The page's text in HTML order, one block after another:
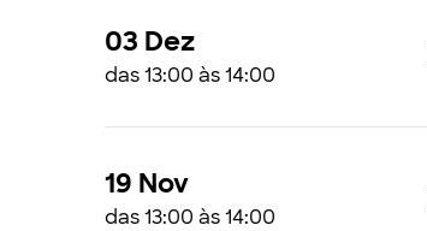
03 Dez
das 13:00 às 14:00
19 Nov
das 13:00 às 14:00